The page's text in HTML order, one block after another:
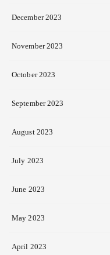
December 2023
November 2023
October 2023
September 2023
August 2023
July 2023
June 2023
May 2023
April 2023